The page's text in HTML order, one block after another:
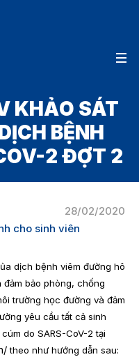
KHẢO SÁT
BỆNH
2 ĐỢT 2
28/02/2020
cho sinh viên
dịch bệnh viêm đường hô
đảm bảo phòng, chống
trường học đường và đảm
yêu cầu tất cả sinh
do SARS-CoV-2 tại
theo như hướng dẫn sau: